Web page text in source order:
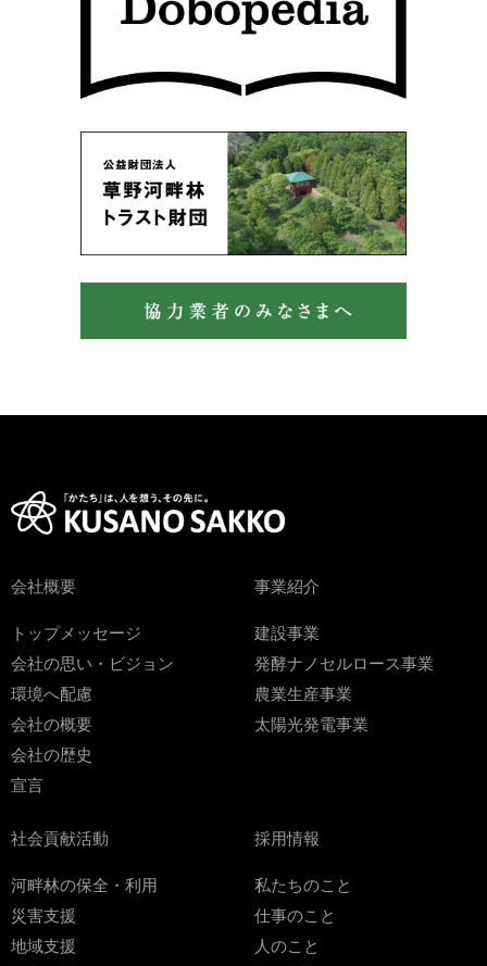
会社概要
トップメッセージ
会社の思い・ビジョン
環境へ配慮
会社の概要
会社の歴史
宣言
事業紹介
建設事業
発酵ナノセルロース事業
農業生産事業
太陽光発電事業
社会貢献活動
河畔林の保全・利用
災害支援
地域支援
採用情報
私たちのこと
仕事のこと
人のこと